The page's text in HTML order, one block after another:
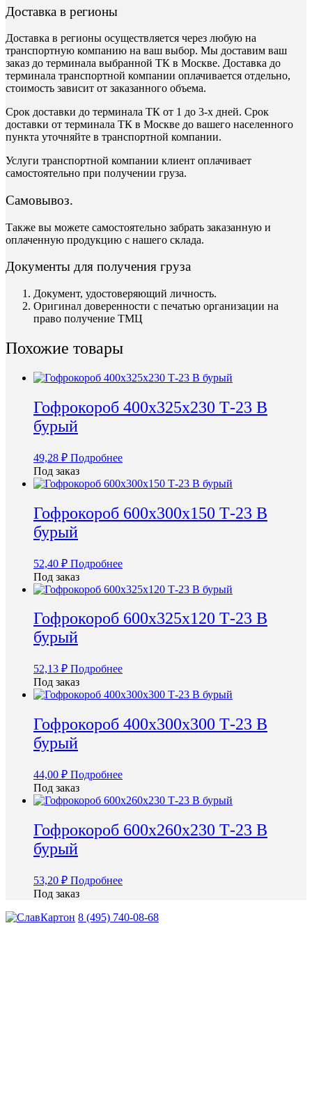
Доставка в регионы
Доставка в регионы осуществляется через любую на
транспортную компанию на ваш выбор. Мы доставим ваш
заказ до терминала выбранной ТК в Москве. Доставка до
терминала транспортной компании оплачивается отдельно,
стоимость зависит от заказанного объема.
Срок доставки до терминала ТК от 1 до 3-х дней. Срок
доставки от терминала ТК в Москве до вашего населенного
пункта уточняйте в транспортной компании.
Услуги транспортной компании клиент оплачивает
самостоятельно при получении груза.
Самовывоз.
Также вы можете самостоятельно забрать заказанную и
оплаченную продукцию с нашего склада.
Документы для получения груза
Документ, удостоверяющий личность.
Оригинал доверенности с печатью организации на
право получение ТМЦ
Похожие товары
Гофрокороб 400х325х230 Т-23 В
бурый
49,28 ₽ Подробнее
Под заказ
Гофрокороб 600х300х150 Т-23 В
бурый
52,40 ₽ Подробнее
Под заказ
Гофрокороб 600х325х120 Т-23 В
бурый
52,13 ₽ Подробнее
Под заказ
Гофрокороб 400х300х300 Т-23 В
бурый
44,00 ₽ Подробнее
Под заказ
Гофрокороб 600х260х230 Т-23 В
бурый
53,20 ₽ Подробнее
Под заказ
8 (495) 740-08-68